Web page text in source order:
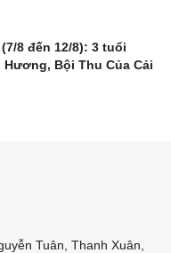
8 đến 12/8): 3 tuổi
Hương, Bội Thu Của Cải
Tuân, Thanh Xuân,